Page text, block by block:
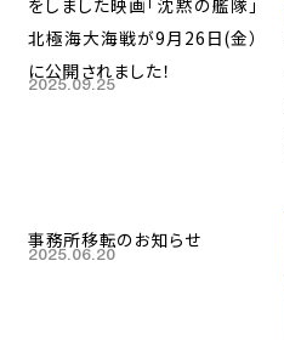
北極海大海戦が9月26日(金）
に公開されました！
2025.09.25
事務所移転のお知らせ
2025.06.20